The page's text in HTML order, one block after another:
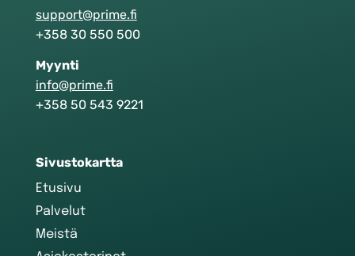
support@prime.fi
+358 30 550 500
Myynti
info@prime.fi
+358 50 543 9221
Sivustokartta
Etusivu
Palvelut
Meistä